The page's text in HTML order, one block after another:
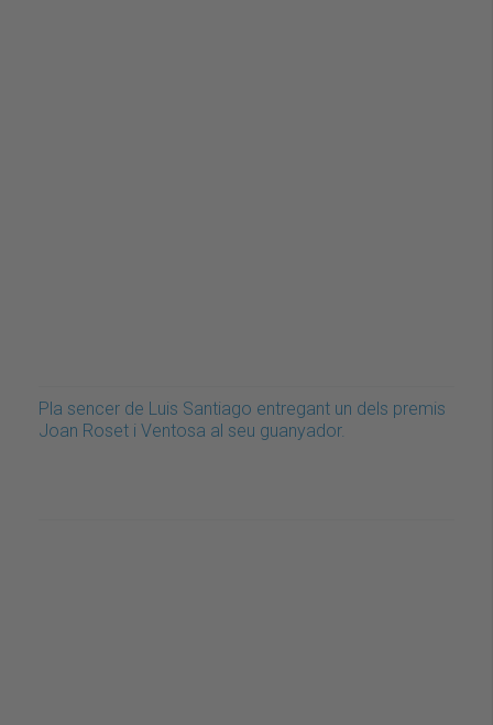
Pla sencer de Luis Santiago entregant un dels premis
Joan Roset i Ventosa al seu guanyador.